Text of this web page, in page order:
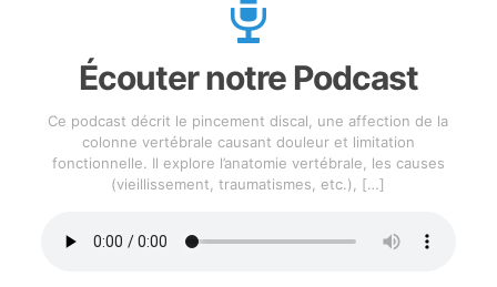
Écouter notre Podcast
Ce podcast décrit le pincement discal, une affection de la
colonne vertébrale causant douleur et limitation
fonctionnelle. Il explore l’anatomie vertébrale, les causes
(vieillissement, traumatismes, etc.),
[…]